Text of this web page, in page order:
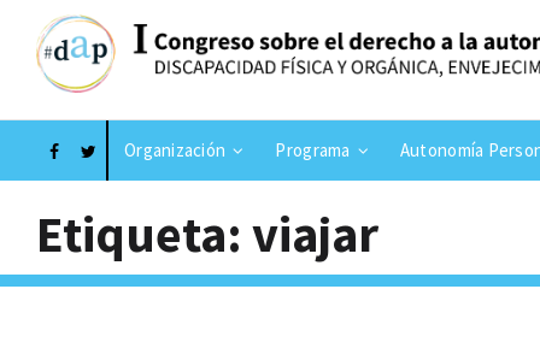
Organización Programa Autonomía
Etiqueta: viajar